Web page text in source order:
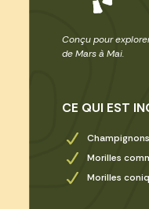
Conçu pour
de Mars à Mai.
CE QUI EST
Morilles
Morilles